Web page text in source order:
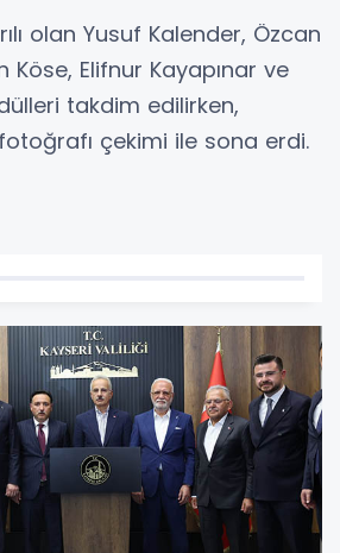
olan Yusuf Kalender, Özcan
Köse, Elifnur Kayapınar ve
takdim edilirken,
çekimi ile sona erdi.